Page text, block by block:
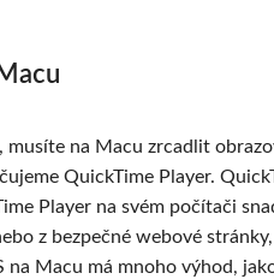
na Macu zrcadlit
QuickTime Player.
Player na svém počítači
z bezpečné webové
Macu má mnoho výhod,